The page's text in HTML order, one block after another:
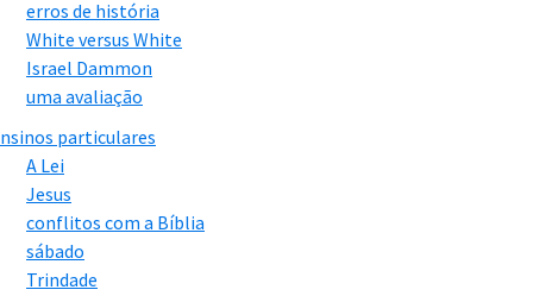
erros de história
White versus White
Israel Dammon
uma avaliação
particulares
A Lei
Jesus
conflitos com a Bíblia
sábado
Trindade